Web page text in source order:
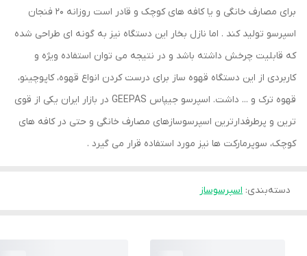
برای مصارف خانگی و یا کافه های کوچک و قادر است روزانه 20 فنجان
اسپرسو تولید کند . اما نازل بخار این دستگاه نیز به گونه ای طراحی شده
که قابلیت چرخش داشته باشد و در نتیجه می توان استفاده ویژه و
کاربردی از این دستگاه قهوه ساز برای درست کردن انواع قهوه، کاپوچینو،
قهوه ترک و ... داشت. اسپرسو جیپاس GEEPAS در بازار ایران یکی از قوی
ترین و پرطرفدارترین اسپرسوسازهای مصارف خانگی و حتی در کافه های
کوچک، سوپرمارکت ها نیز مورد استفاده قرار می گیرد .
دسته‌بندی: اسپرسوساز